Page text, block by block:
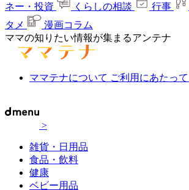
ネー・投資
くらしの相談 行事
タメ
漫画コラム
ママの知りたい情報が集まるアンテナ
ママテナについて ご利用にあたって
>
雑貨・日用品
食品・飲料
健康
ベビー用品